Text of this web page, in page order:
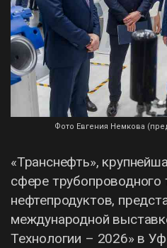
Фото Евгения Немкова
«Транснефть»,
сфере трубопроводного
нефтепродуктов,
международной
Технологии – 2026» в